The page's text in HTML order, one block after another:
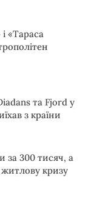
«Тараса
та Fjord у
з країни
за 300 тисяч, а
кризу